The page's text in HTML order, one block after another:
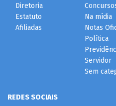
Diretoria
Estatuto
Afiliadas
Na mídia
Notas
Política
Servidor
Sem
REDES SOCIAIS